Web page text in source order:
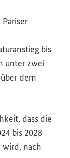
bis
unter zwei
dem
dass die
bis 2028
wird, nach